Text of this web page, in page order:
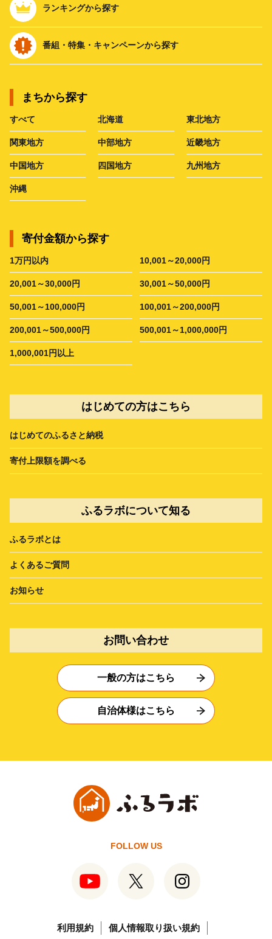
ランキングから探す
番組・特集・キャンペーンから探す
まちから探す
すべて 北海道 東北地方
関東地方 中部地方 近畿地方
中国地方 四国地方 九州地方
沖縄
寄付金額から探す
1万円以内 10,001～20,000円
20,001～30,000円 30,001～50,000円
50,001～100,000円 100,001～200,000円
200,001～500,000円 500,001～1,000,000円
1,000,001円以上
はじめての方はこちら
はじめてのふるさと納税
寄付上限額を調べる
ふるラボについて知る
ふるラボとは
よくあるご質問
お知らせ
お問い合わせ
一般の方はこちら
自治体様はこちら
FOLLOW US
利用規約 個人情報取り扱い規約